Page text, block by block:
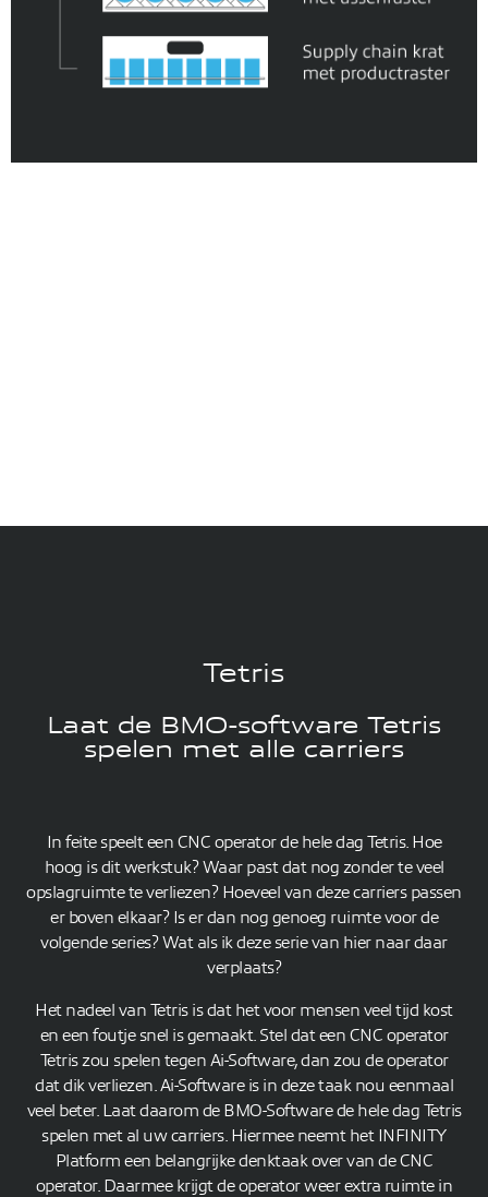
Tetris
Laat de BMO-software Tetris
spelen met alle carriers
In feite speelt een CNC operator de hele dag Tetris. Hoe
hoog is dit werkstuk? Waar past dat nog zonder te veel
opslagruimte te verliezen? Hoeveel van deze carriers passen
er boven elkaar? Is er dan nog genoeg ruimte voor de
volgende series? Wat als ik deze serie van hier naar daar
verplaats?
Het nadeel van Tetris is dat het voor mensen veel tijd kost
en een foutje snel is gemaakt. Stel dat een CNC operator
Tetris zou spelen tegen Ai-Software, dan zou de operator
dat dik verliezen. Ai-Software is in deze taak nou eenmaal
veel beter. Laat daarom de BMO-Software de hele dag Tetris
spelen met al uw carriers. Hiermee neemt het INFINITY
Platform een belangrijke denktaak over van de CNC
operator. Daarmee krijgt de operator weer extra ruimte in